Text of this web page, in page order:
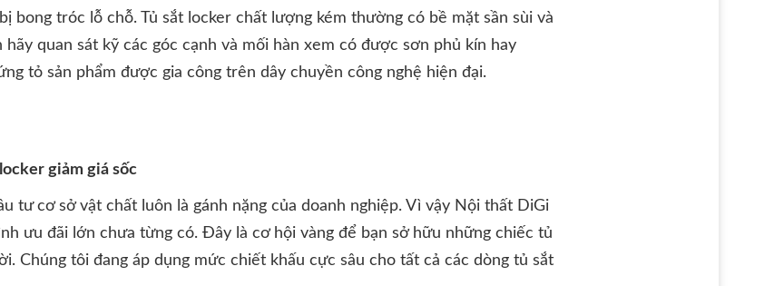
bong tróc lỗ chỗ. Tủ sắt locker chất lượng kém thường có bề mặt sần sùi và
hãy quan sát kỹ các góc cạnh và mối hàn xem có được sơn phủ kín hay
tỏ sản phẩm được gia công trên dây chuyền công nghệ hiện đại.
giảm giá sốc
tư cơ sở vật chất luôn là gánh nặng của doanh nghiệp. Vì vậy Nội thất DiGi
ưu đãi lớn chưa từng có. Đây là cơ hội vàng để bạn sở hữu những chiếc tủ
Chúng tôi đang áp dụng mức chiết khấu cực sâu cho tất cả các dòng tủ sắt